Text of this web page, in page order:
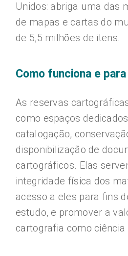
Unidos: abriga uma das
de mapas e cartas do
de 5,5 milhões de itens.
Como funciona e
As reservas
como espaços
catalogação,
disponibilização de
cartográficos. Elas
integridade física dos
acesso a eles para fins
estudo, e promover a
cartografia como ciência